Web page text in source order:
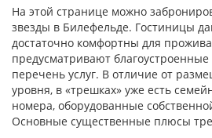
На этой странице можно
звезды в Билефельде. Гостиницы
достаточно комфортны для
предусматривают
перечень услуг. В отличие от
уровня, в «трешках» уже есть
номера, оборудованные
Основные существенные плюсы